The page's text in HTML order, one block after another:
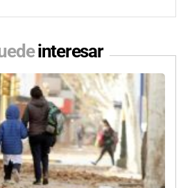
interesar